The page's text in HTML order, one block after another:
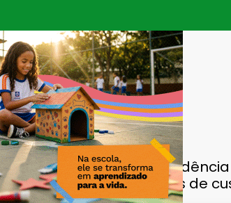
de
milhões de